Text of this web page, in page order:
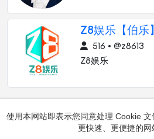
Z8娱乐【伯乐
516 • @z8613
Z8娱乐
使用本网站即表示您同意处理 Cookie
更快速、更便捷的网